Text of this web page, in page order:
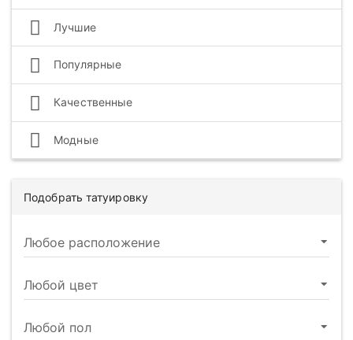
Лучшие
Популярные
Качественные
Модные
Подобрать татуировку